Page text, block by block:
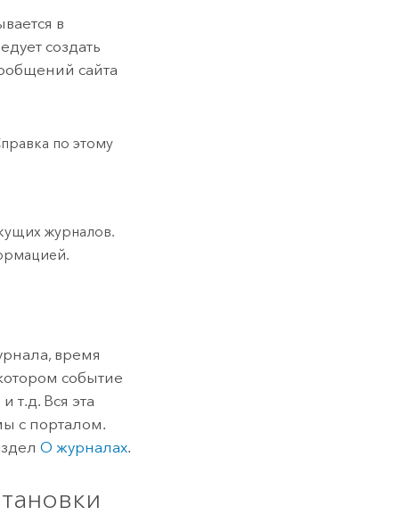
в
создать
сайта
по этому
журналов.
время
событие
т.д. Вся эта
с порталом.
О журналах.